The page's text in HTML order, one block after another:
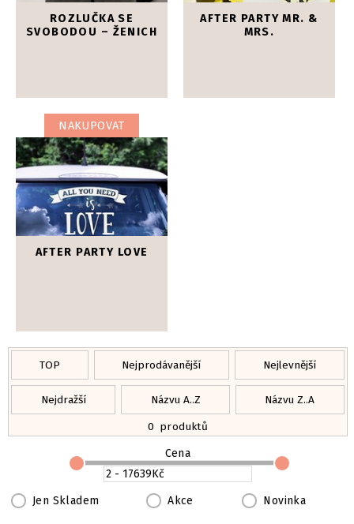
ROZLUČKA SE
SVOBODOU – ŽENICH
AFTER PARTY MR. &
MRS.
AFTER PARTY LOVE
NAKUPOVAT
TOP Nejprodávanější Nejlevnější
Nejdražší Názvu A..Z
Názvu Z..A
0 produktů
Jen Skladem Akce Novinka
Cena